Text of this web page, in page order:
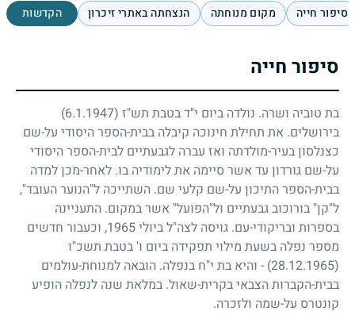
סיפור חייה מקום מנוחתה הנצחתה באתרי זיכרון הקדשות
סיפור חייה
בת טוביה ושרה. נולדה ביום י"ד בטבת תש"ז (6.1.1947)
בירושלים. את תחילת חינוכה קיבלה בבית-הספר היסודי על-שם
כצנלסון בעיר-מולדתה ואז עברה לגבעתיים לבית-הספר היסודי
על-שם גורדון עד אשר סיימה את לימודיה בו. לאחר-מכן למדה
בבית-הספר התיכון על-שם קלעי שם. השתייכה ל"הנוער העובד",
ל"קן" בורוכוב גבעתיים ול"הפועל" אשר במקום. התעניינה
בספרות ובריקודי-עם. גויסה לצה"ל ביולי1965, וכעבור חדשים
מספר נפלה בשעת מילוי תפקידה ביום ו' בטבת תשכ"ו
(28.12.1965)
- והיא בת י"ח בנפלה. הובאה למנוחת-עולמים
בבית-הקברות הצבאי בקרית-שאול. במלאת שנה לנפלה הופיע
קונטרס על-שמה ולזכרה.